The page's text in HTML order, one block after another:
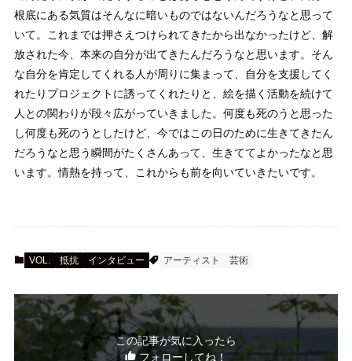
根底にある気質はそんなに暗いものではないんだろうなと思って
いて。これまでは押さえつけられてきたから出なかったけど、解
放された今、本来の自分が出てきたんだろうなと思います。そん
な自分を肯定してくれる人が周りに集まって、自分を支援してく
れたりプロジェクトに誘ってくれたりと、絵を描く活動を続けて
人との関わりが段々広がっていきました。何度も死のうと思った
し何度も死のうとしたけど、今ではこの日のために生きてきたん
だろうなと思う瞬間がたくさんあって、生きててよかったなと思
います。情熱を持って、これからも前を向いていきたいです。
VOL. 抵抗 インタビュー アーティスト 芸術
この記事が気に入ったら
フォローしてね！